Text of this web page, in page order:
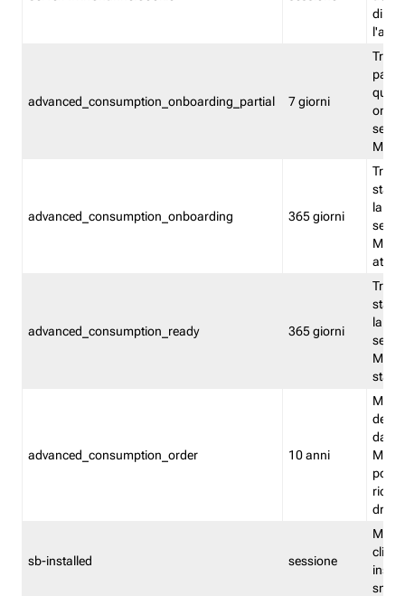
advanced_consumption_onboarding_partial 7 giorni
advanced_consumption_onboarding 365 giorni
stata
la
advanced_consumption_ready 365 giorni
stata
la
stato
advanced_consumption_order 10 anni
delle
sb-installed sessione